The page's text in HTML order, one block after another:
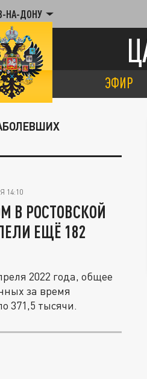
НА-ДОНУ
ЭФИР
14:10
В РОСТОВСКОЙ
ЕЩЁ 182
2022 года, общее
за время
371,5 тысячи.